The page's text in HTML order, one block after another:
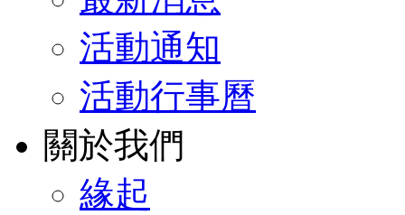
活動通知
活動行事曆
關於我們
緣起